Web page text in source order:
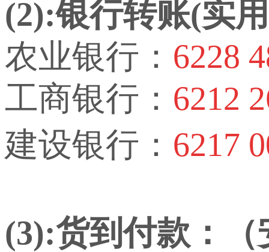
(2):银行转账(实
农业银行： 6228
工商银行： 6212
建设银行： 6217
(3):货到付款：